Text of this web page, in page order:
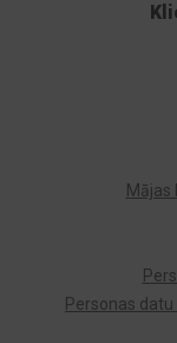
Personas